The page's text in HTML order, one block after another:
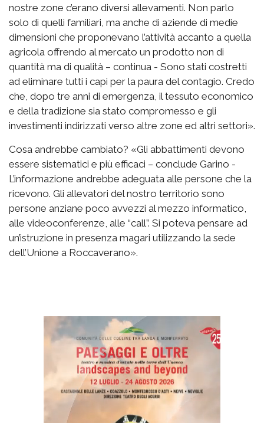
nostre zone c’erano diversi allevamenti. Non parlo
solo di quelli familiari, ma anche di aziende di medie
dimensioni che proponevano l’attività accanto a quella
agricola offrendo al mercato un prodotto non di
quantità ma di qualità – continua - Sono stati costretti
ad eliminare tutti i capi per la paura del contagio. Credo
che, dopo tre anni di emergenza, il tessuto economico
e della tradizione sia stato compromesso e gli
investimenti indirizzati verso altre zone ed altri settori».
Cosa andrebbe cambiato? «Gli abbattimenti devono
essere sistematici e più efficaci – conclude Garino -
L’informazione andrebbe adeguata alle persone che la
ricevono. Gli allevatori del nostro territorio sono
persone anziane poco avvezzi al mezzo informatico,
alle videoconferenze, alle “call”. Si poteva pensare ad
un’istruzione in presenza magari utilizzando la sede
dell’Unione a Roccaverano».